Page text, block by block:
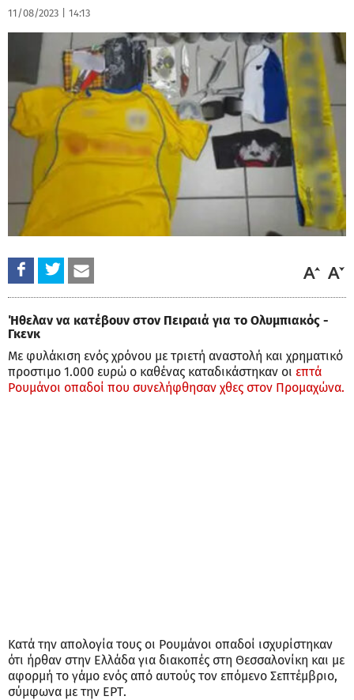
11/08/2023 14:13
Ήθελαν να κατέβουν στον Πειραιά για το Ολυμπιακός -
Γκενκ
Με φυλάκιση ενός χρόνου με τριετή αναστολή και χρηματικό
προστιμο 1.000 ευρώ ο καθένας καταδικάστηκαν οι επτά
Ρουμάνοι οπαδοί που συνελήφθησαν χθες στον Προμαχώνα.
Κατά την απολογία τους οι Ρουμάνοι οπαδοί ισχυρίστηκαν
ότι ήρθαν στην Ελλάδα για διακοπές στη Θεσσαλονίκη και με
αφορμή το γάμο ενός από αυτούς τον επόμενο Σεπτέμβριο,
σύμφωνα με την ΕΡΤ.